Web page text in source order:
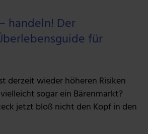
handeln! Der
für
derzeit wieder höheren Risiken
sogar ein Bärenmarkt?
jetzt bloß nicht den Kopf in den